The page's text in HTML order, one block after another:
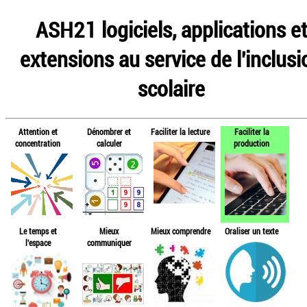
ASH21 logiciels, applications et
extensions au service de
scolaire
Attention et
concentration
Dénombrer et
calculer
Faciliter la lecture
Faciliter la
production
Le temps et
l'espace
Mieux
communiquer
Mieux comprendre Oraliser un texte